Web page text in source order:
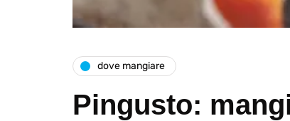
dove mangiare
Pingusto: